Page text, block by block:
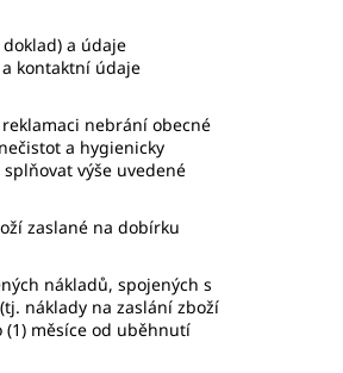
a údaje
kontaktní údaje
nebrání obecné
a hygienicky
výše uvedené
zaslané na dobírku
nákladů, spojených s
náklady na zaslání zboží
měsíce od uběhnutí